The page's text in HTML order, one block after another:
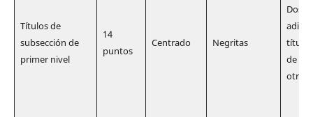
Títulos de
subsección de
primer nivel
14
puntos
Centrado Negritas
Dos
título
de
otras